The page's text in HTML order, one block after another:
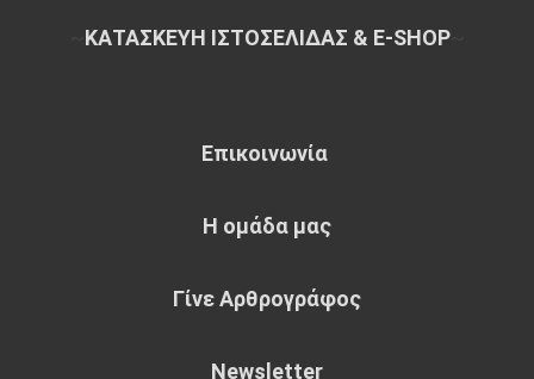
ΚΑΤΑΣΚΕΥΗ ΙΣΤΟΣΕΛΙΔΑΣ & E-SHOP~
Επικοινωνία
Η ομάδα μας
Γίνε Αρθρογράφος
Newsletter